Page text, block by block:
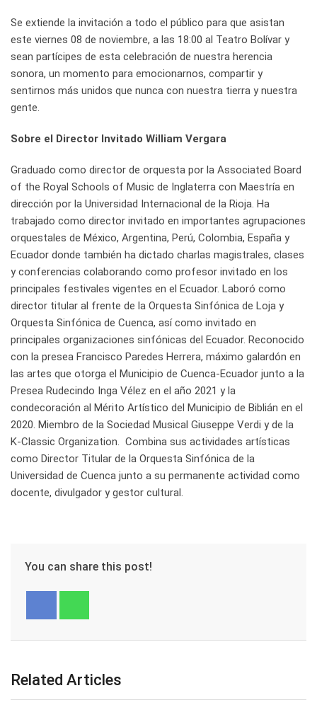
Se extiende la invitación a todo el público para que asistan
este viernes 08 de noviembre, a las 18:00 al Teatro Bolívar y
sean partícipes de esta celebración de nuestra herencia
sonora, un momento para emocionarnos, compartir y
sentirnos más unidos que nunca con nuestra tierra y nuestra
gente.
Sobre el Director Invitado William Vergara
Graduado como director de orquesta por la Associated Board
of the Royal Schools of Music de Inglaterra con Maestría en
dirección por la Universidad Internacional de la Rioja. Ha
trabajado como director invitado en importantes agrupaciones
orquestales de México, Argentina, Perú, Colombia, España y
Ecuador donde también ha dictado charlas magistrales, clases
y conferencias colaborando como profesor invitado en los
principales festivales vigentes en el Ecuador. Laboró como
director titular al frente de la Orquesta Sinfónica de Loja y
Orquesta Sinfónica de Cuenca, así como invitado en
principales organizaciones sinfónicas del Ecuador. Reconocido
con la presea Francisco Paredes Herrera, máximo galardón en
las artes que otorga el Municipio de Cuenca-Ecuador junto a la
Presea Rudecindo Inga Vélez en el año 2021 y la
condecoración al Mérito Artístico del Municipio de Biblián en el
2020. Miembro de la Sociedad Musical Giuseppe Verdi y de la
K-Classic Organization. Combina sus actividades artísticas
como Director Titular de la Orquesta Sinfónica de la
Universidad de Cuenca junto a su permanente actividad como
docente, divulgador y gestor cultural.
You can share this post!
Related Articles